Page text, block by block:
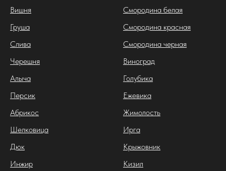
Вишня
Груша
Слива
Черешня
Алыча
Персик
Абрикос
Шелковица
Дюк
Инжир
Смородина белая
Смородина красная
Смородина черная
Виноград
Голубика
Ежевика
Жимолость
Ирга
Крыжовник
Кизил